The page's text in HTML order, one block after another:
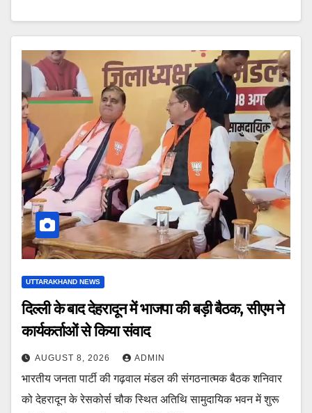
UTTARAKHAND NEWS
दिल्ली के बाद देहरादून में भाजपा की बड़ी बैठक, सीएम ने
कार्यकर्ताओं से किया संवाद
AUGUST 8, 2026 ADMIN
भारतीय जनता पार्टी की गढ़वाल मंडल की संगठनात्मक बैठक शनिवार
को देहरादून के रेसकोर्स चौक स्थित अतिथि सामुदायिक भवन में शुरू